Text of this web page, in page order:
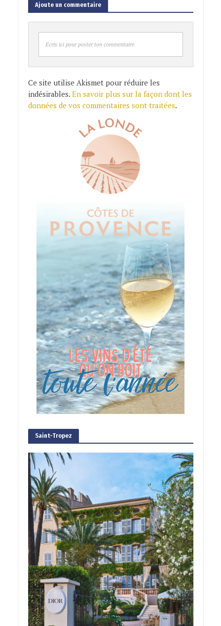
Ajoute un commentaire
Ecris ici pour poster ton commentaire
Ce site utilise Akismet pour réduire les
indésirables. En savoir plus sur la façon dont les
données de vos commentaires sont traitées.
Saint-Tropez